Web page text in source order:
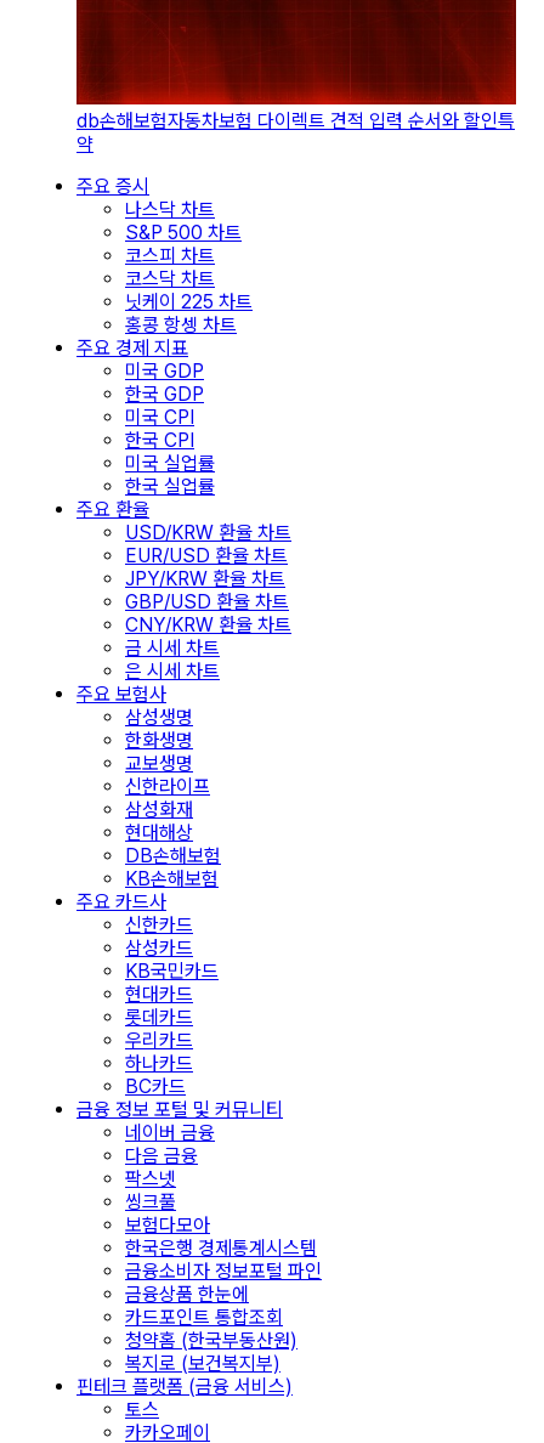
db손해보험자동차보험 다이렉트 견적 입력 순서와 할인특
약
주요 증시
나스닥 차트
S&P 500 차트
코스피 차트
코스닥 차트
닛케이 225 차트
홍콩 항셍 차트
주요 경제 지표
미국 GDP
한국 GDP
미국 CPI
한국 CPI
미국 실업률
한국 실업률
주요 환율
USD/KRW 환율 차트
EUR/USD 환율 차트
JPY/KRW 환율 차트
GBP/USD 환율 차트
CNY/KRW 환율 차트
금 시세 차트
은 시세 차트
주요 보험사
삼성생명
한화생명
교보생명
신한라이프
삼성화재
현대해상
DB손해보험
KB손해보험
주요 카드사
신한카드
삼성카드
KB국민카드
현대카드
롯데카드
우리카드
하나카드
BC카드
금융 정보 포털 및 커뮤니티
네이버 금융
다음 금융
팍스넷
씽크풀
보험다모아
한국은행 경제통계시스템
금융소비자 정보포털 파인
금융상품 한눈에
카드포인트 통합조회
청약홈 (한국부동산원)
복지로 (보건복지부)
핀테크 플랫폼 (금융 서비스)
토스
카카오페이